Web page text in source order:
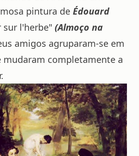
pintura de Édouard
l'herbe" (Almoço na
amigos agruparam-se em
completamente a